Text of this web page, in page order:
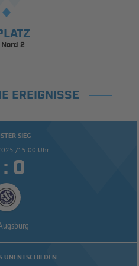
2
EREIGNISSE
SIEG
/15:00 Uhr
: 
UNENTSCHIEDEN